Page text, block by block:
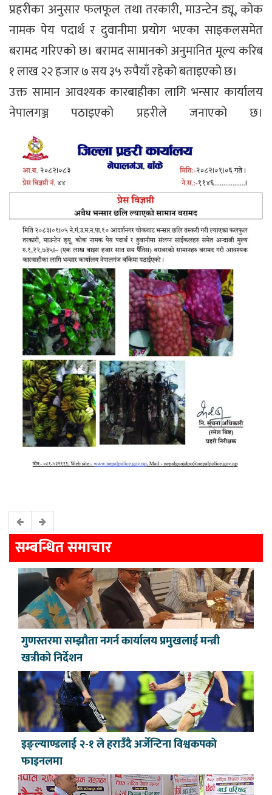
प्रहरीका अनुसार फलफूल तथा तरकारी, माउन्टेन ड्यू, कोक
नामक पेय पदार्थ र दुवानीमा प्रयोग भएका साइकलसमेत
बरामद गरिएको छ। बरामद सामानको अनुमानित मूल्य करिब
१ लाख २२ हजार ७ सय ३५ रुपैयाँ रहेको बताइएको छ।
उक्त सामान आवश्यक कारबाहीका लागि भन्सार कार्यालय
नेपालगञ्ज पठाइएको प्रहरीले जनाएको छ।
सम्बन्धित समाचार
गुणस्तरमा सम्झौता नगर्न कार्यालय प्रमुखलाई मन्त्री
खत्रीको निर्देशन
इङ्ल्याण्डलाई २-१ ले हराउँदै अर्जेन्टिना विश्वकपकाे
फाइनलमा